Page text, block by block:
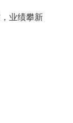
业绩攀新